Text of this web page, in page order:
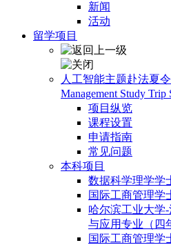
新闻
活动
留学项目
人工智能主题赴法夏令
Management Study Trip
项目纵览
课程设置
申请指南
常见问题
本科项目
数据科学理学学
国际工商管理学
哈尔滨工业大学
与应用专业（四
国际工商管理